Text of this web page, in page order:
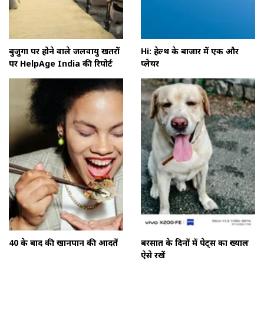
बुजुर्गों पर होने वाले जलवायु खतरों
पर HelpAge India की रिपोर्ट
Hi: हेल्थ के बाजार में एक और
प्लेयर
40 के बाद की खानपान की आदतें
बरसात के दिनों में पेट्स का ख्याल
ऐसे रखें